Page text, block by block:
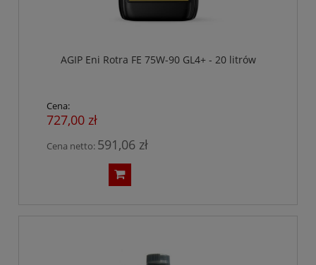
AGIP Eni Rotra FE 75W-90 GL4+ - 20 litrów
Cena:
727,00 zł
Cena netto: 591,06 zł